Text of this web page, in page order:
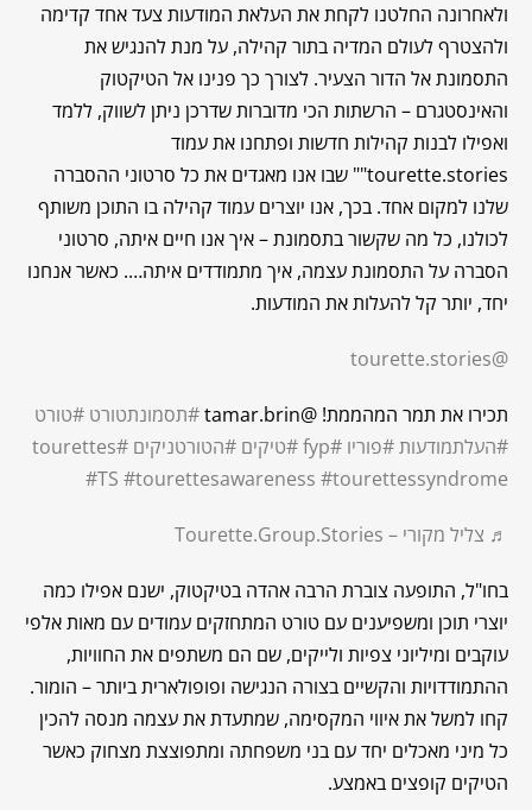
ולאחרונה החלטנו לקחת את העלאת המודעות צעד אחד קדימה
ולהצטרף לעולם המדיה בתור קהילה, על מנת להנגיש את
התסמונת אל הדור הצעיר. לצורך כך פנינו אל הטיקטוק
והאינסטגרם – הרשתות הכי מדוברות שדרכן ניתן לשווק, ללמד
ואפילו לבנות קהילות חדשות ופתחנו את עמוד
tourette.stories"" שבו אנו מאגדים את כל סרטוני ההסברה
שלנו למקום אחד. בכך, אנו יוצרים עמוד קהילה בו התוכן משותף
לכולנו, כל מה שקשור בתסמונת – איך אנו חיים איתה, סרטוני
הסברה על התסמונת עצמה, איך מתמודדים איתה…. כאשר אנחנו
יחד, יותר קל להעלות את המודעות.
@tourette.stories
תכירו את תמר המהממת! @tamar.brin #תסמונתטורט #טורט
#העלתמודעות#פוריו #fyp #טיקים #הטורטניקים #tourettes
#TS #tourettesawareness #tourettessyndrome
♬ צליל מקורי – Tourette.Group.Stories
בחו"ל, התופעה צוברת הרבה אהדה בטיקטוק, ישנם אפילו כמה
יוצרי תוכן ומשפיענים עם טורט המתחזקים עמודים עם מאות אלפי
עוקבים ומיליוני צפיות ולייקים, שם הם משתפים את החוויות,
ההתמודדויות והקשיים בצורה הנגישה ופופולארית ביותר – הומור.
קחו למשל את איווי המקסימה, שמתעדת את עצמה מנסה להכין
כל מיני מאכלים יחד עם בני משפחתה ומתפוצצת מצחוק כאשר
הטיקים קופצים באמצע.